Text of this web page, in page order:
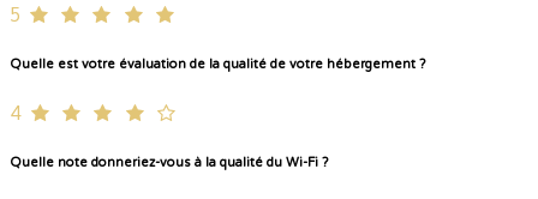
5
Quelle est votre évaluation de la qualité de votre hébergement ?
4
Quelle note donneriez-vous à la qualité du Wi-Fi ?